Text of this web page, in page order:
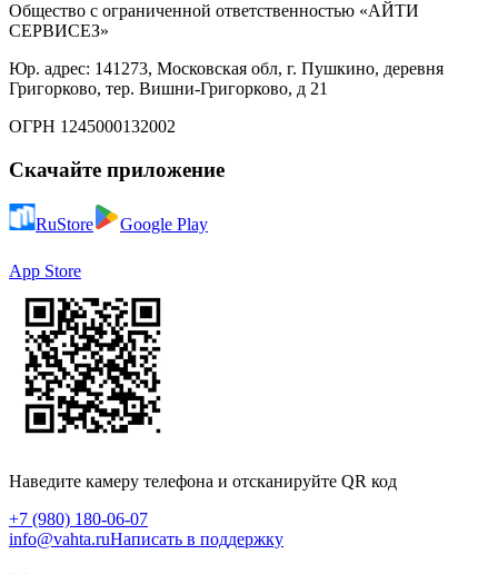
Общество с ограниченной ответственностью «АЙТИ
СЕРВИСЕЗ»
Юр. адрес: 141273, Московская обл, г. Пушкино, деревня
Григорково, тер. Вишни-Григорково, д 21
ОГРН 1245000132002
Скачайте приложение
RuStore Google Play
App Store
Наведите камеру телефона и отсканируйте QR код
+7 (980) 180-06-07
info@vahta.ruНаписать в поддержку